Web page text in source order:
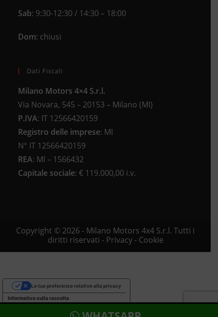
Sab: 9:30-12:30 / 14:30 – 18:00
Dom: chiusi
Dati Fiscali
Milano Motors 4×4 S.r.l.
Via Novara, 545 – 20153 – Milano (MI)
P.IVA: IT 12566420159
Registro delle imprese: MI
N° IT 12566420159
REA: MI – 1566432
Capitale sociale: € 119.000,00 i.v.
Copyright © 2026 - Milano Motors 4x4 S.r.l. Tutti i
diritti riservati - Privacy- Cookie
Informativa sulla raccolta
Le tue preferenze relative alla privacy